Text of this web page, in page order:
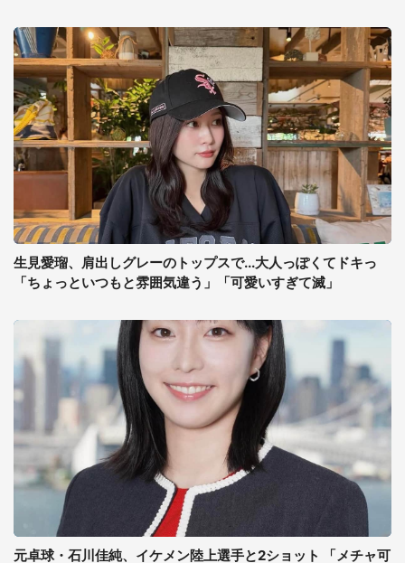
生見愛瑠、肩出しグレーのトップスで...大人っぽくてドキっ
「ちょっといつもと雰囲気違う」「可愛いすぎて滅」
元卓球・石川佳純、イケメン陸上選手と2ショット 「メチャ可